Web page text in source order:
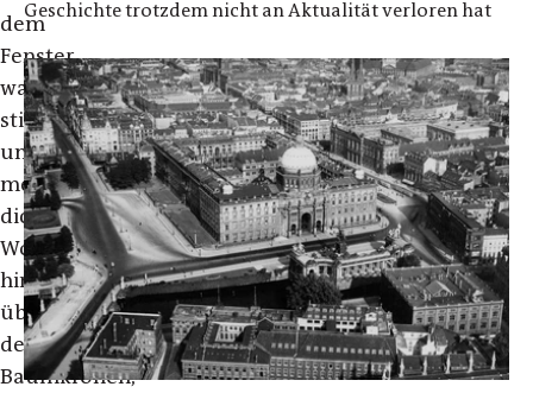
dem
Fenster
war
still
und
menschenleer,
dichte
Wolken
hingen
über
den
Baumkronen,
Geschichte trotzdem nicht an Aktualität verloren hat